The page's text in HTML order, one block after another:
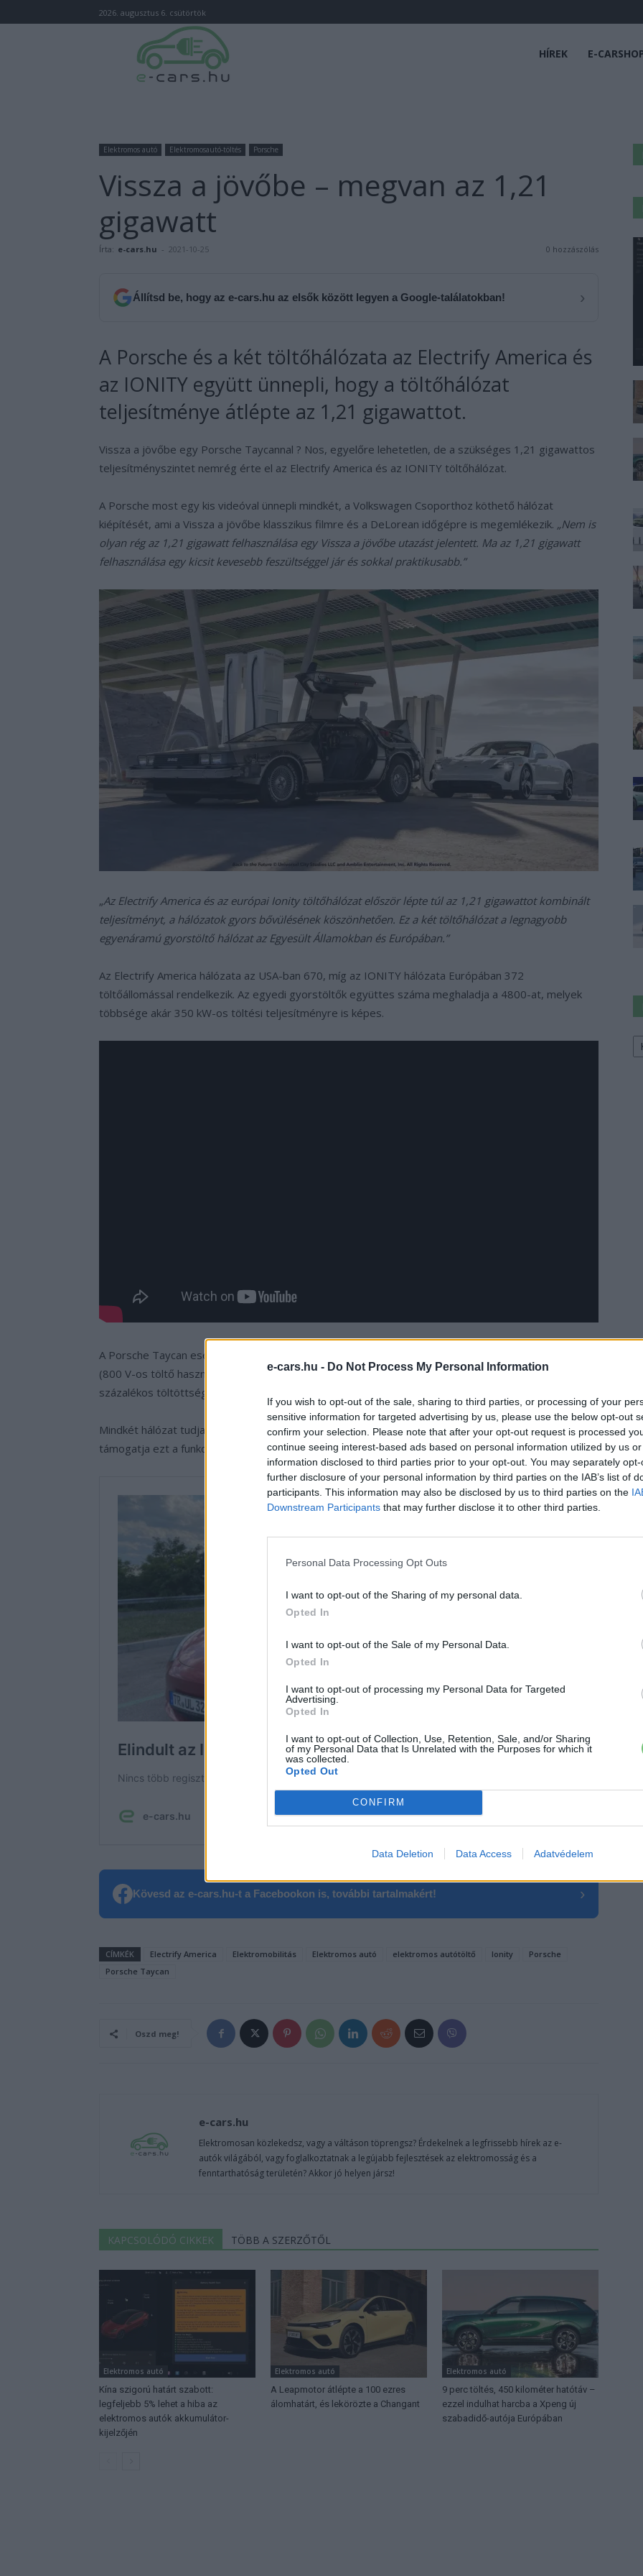
e-cars.hu - Do Not Process My Personal Information
If you wish to opt-out of the sale, sharing to third parties, or processing of your
sensitive information for targeted advertising by us, please use the below opt-out
confirm your selection. Please note that after your opt-out request is processed
continue seeing interest-based ads based on personal information utilized by us
information disclosed to third parties prior to your opt-out. You may separately
further disclosure of your personal information by third parties on the IAB’s list of
participants. This information may also be disclosed by us to third parties on the
Downstream Participants that may further disclose it to other third parties.
Personal Data Processing Opt Outs
I want to opt-out of the Sharing of my personal data.
Opted In
I want to opt-out of the Sale of my Personal Data.
Opted In
I want to opt-out of processing my Personal Data for Targeted
Advertising.
Opted In
I want to opt-out of Collection, Use, Retention, Sale, and/or Sharing
of my Personal Data that Is Unrelated with the Purposes for which it
was collected.
Opted Out
CONFIRM
Data Deletion Data Access Adatvédelem
2026. augusztus 6. csütörtök
HÍREK E-
Elektromos autó Elektromosautó-töltés Porsche
Vissza a jövőbe – megvan az 1,21
gigawatt
Írta: e-cars.hu - 2021-10-25 0 hozzászólás
Állítsd be, hogy az e-cars.hu az elsők között legyen a Google-találatokban! ›
A Porsche és a két töltőhálózata az Electrify America és
az IONITY együtt ünnepli, hogy a töltőhálózat
teljesítménye átlépte az 1,21 gigawattot.
Vissza a jövőbe egy Porsche Taycannal ? Nos, egyelőre lehetetlen, de a szükséges 1,21 gigawattos
teljesítményszintet nemrég érte el az Electrify America és az IONITY töltőhálózat.
A Porsche most egy kis videóval ünnepli mindkét, a Volkswagen Csoporthoz köthető hálózat
kiépítését, ami a Vissza a jövőbe klasszikus filmre és a DeLorean időgépre is megemlékezik. „Nem is
olyan rég az 1,21 gigawatt felhasználása egy Vissza a jövőbe utazást jelentett. Ma az 1,21 gigawatt
felhasználása egy kicsit kevesebb feszültséggel jár és sokkal praktikusabb.”
„Az Electrify America és az európai Ionity töltőhálózat először lépte túl az 1,21 gigawattot kombinált
teljesítményt, a hálózatok gyors bővülésének köszönhetően. Ez a két töltőhálózat a legnagyobb
egyenáramú gyorstöltő hálózat az Egyesült Államokban és Európában.”
Az Electrify America hálózata az USA-ban 670, míg az IONITY hálózata Európában 372
töltőállomással rendelkezik. Az egyedi gyorstöltők együttes száma meghaladja a 4800-at, melyek
többsége akár 350 kW-os töltési teljesítményre is képes.
A Porsche Taycan esetében a gyorstöltés körülbelül 270 kW-os csúcsteljesítménnyel lehetséges
(800 V-os töltő használata esetén). A gyártó szerint az 5 százalékos töltöttségi állapotról 80
százalékos töltöttségi szintre történő feltöltés körülbelül 22 percet vesz igénybe.
Mindkét hálózat tudja a Plug & Charge rendszert és a Porsche Taycan az egyik olyan modell, amely
támogatja ezt a funkciót.
Kövesd az e-cars.hu-t a Facebookon is, további tartalmakért! ›
CÍMKÉK Electrify America Elektromobilitás Elektromos autó elektromos autótöltő Ionity
Porsche
Porsche Taycan
Oszd meg!
e-cars.hu
Elektromosan közlekedsz, vagy a váltáson töprengsz? Érdekelnek a legfrissebb hírek az e-
autók világából, vagy foglalkoztatnak a legújabb fejlesztések az elektromosság és a
fenntarthatóság területén? Akkor jó helyen jársz!
KAPCSOLÓDÓ CIKKEK TÖBB A SZERZŐTŐL
Elektromos autó
Kína szigorú határt szabott:
legfeljebb 5% lehet a hiba az
elektromos autók akkumulátor-
kijelzőjén
Elektromos autó
A Leapmotor átlépte a 100 ezres
álomhatárt, és lekörözte a Changant
Elektromos autó
9 perc töltés, 450 kilométer hatótáv –
ezzel indulhat harcba a Xpeng új
szabadidő-autója Európában